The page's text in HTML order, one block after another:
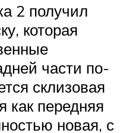
2 получил
которая
части по-
склизовая
как передняя
новая, с